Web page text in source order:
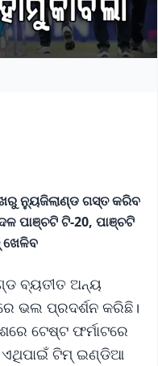
ନ୍ୟୁଜିଲାଣ୍ଡ ଗସ୍ତ କରିବ
ପାଞ୍ଚଟି ଟି-20, ପାଞ୍ଚଟି
ଖେଳିବ
ବ୍ୟତୀତ ଅନ୍ୟ
ଭଲ ପ୍ରଦର୍ଶନ କରିଛି।
ଟେଷ୍ଟ ଫର୍ମାଟରେ
ଏଥିପାଇଁ ଟିମ୍ ଇଣ୍ଡିଆ